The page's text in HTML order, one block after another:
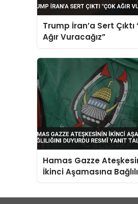
Trump İran’a Sert Çıktı
Ağır Vuracağız”
Hamas Gazze
İkinci Aşamasına
Duyurdu Resmî Yanıt